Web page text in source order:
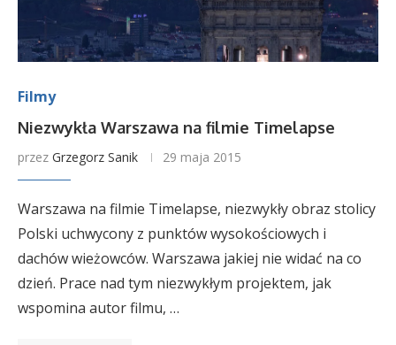
Filmy
Niezwykła Warszawa na filmie Timelapse
przez Grzegorz Sanik 29 maja 2015
Warszawa na filmie Timelapse, niezwykły obraz stolicy
Polski uchwycony z punktów wysokościowych i
dachów wieżowców. Warszawa jakiej nie widać na co
dzień. Prace nad tym niezwykłym projektem, jak
wspomina autor filmu, …